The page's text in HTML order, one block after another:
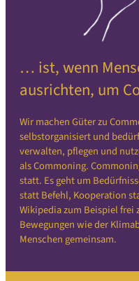
… ist, wenn
ausrichten, um
Wir machen Güter zu
selbstorganisiert und
verwalten, pflegen und
als Commoning.
statt. Es geht um
statt Befehl, Kooperation
Wikipedia zum Beispiel frei
Bewegungen wie der
Menschen gemeinsam.